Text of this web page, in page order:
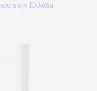
στην Ελλάδα –